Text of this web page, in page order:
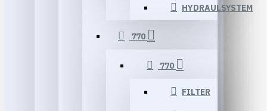
HYDRAULSYSTEM
770
770
FILTER